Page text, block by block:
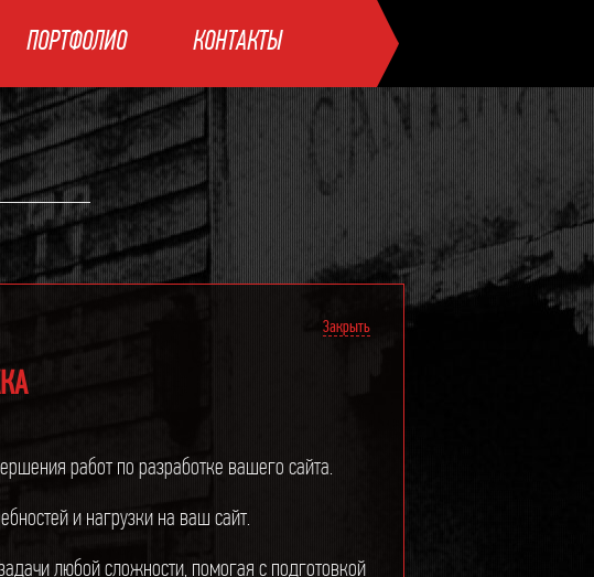
ПОРТФОЛИО КОНТАКТЫ
Закрыть
работ по разработке вашего сайта.
и нагрузки на ваш сайт.
любой сложности, помогая с подготовкой